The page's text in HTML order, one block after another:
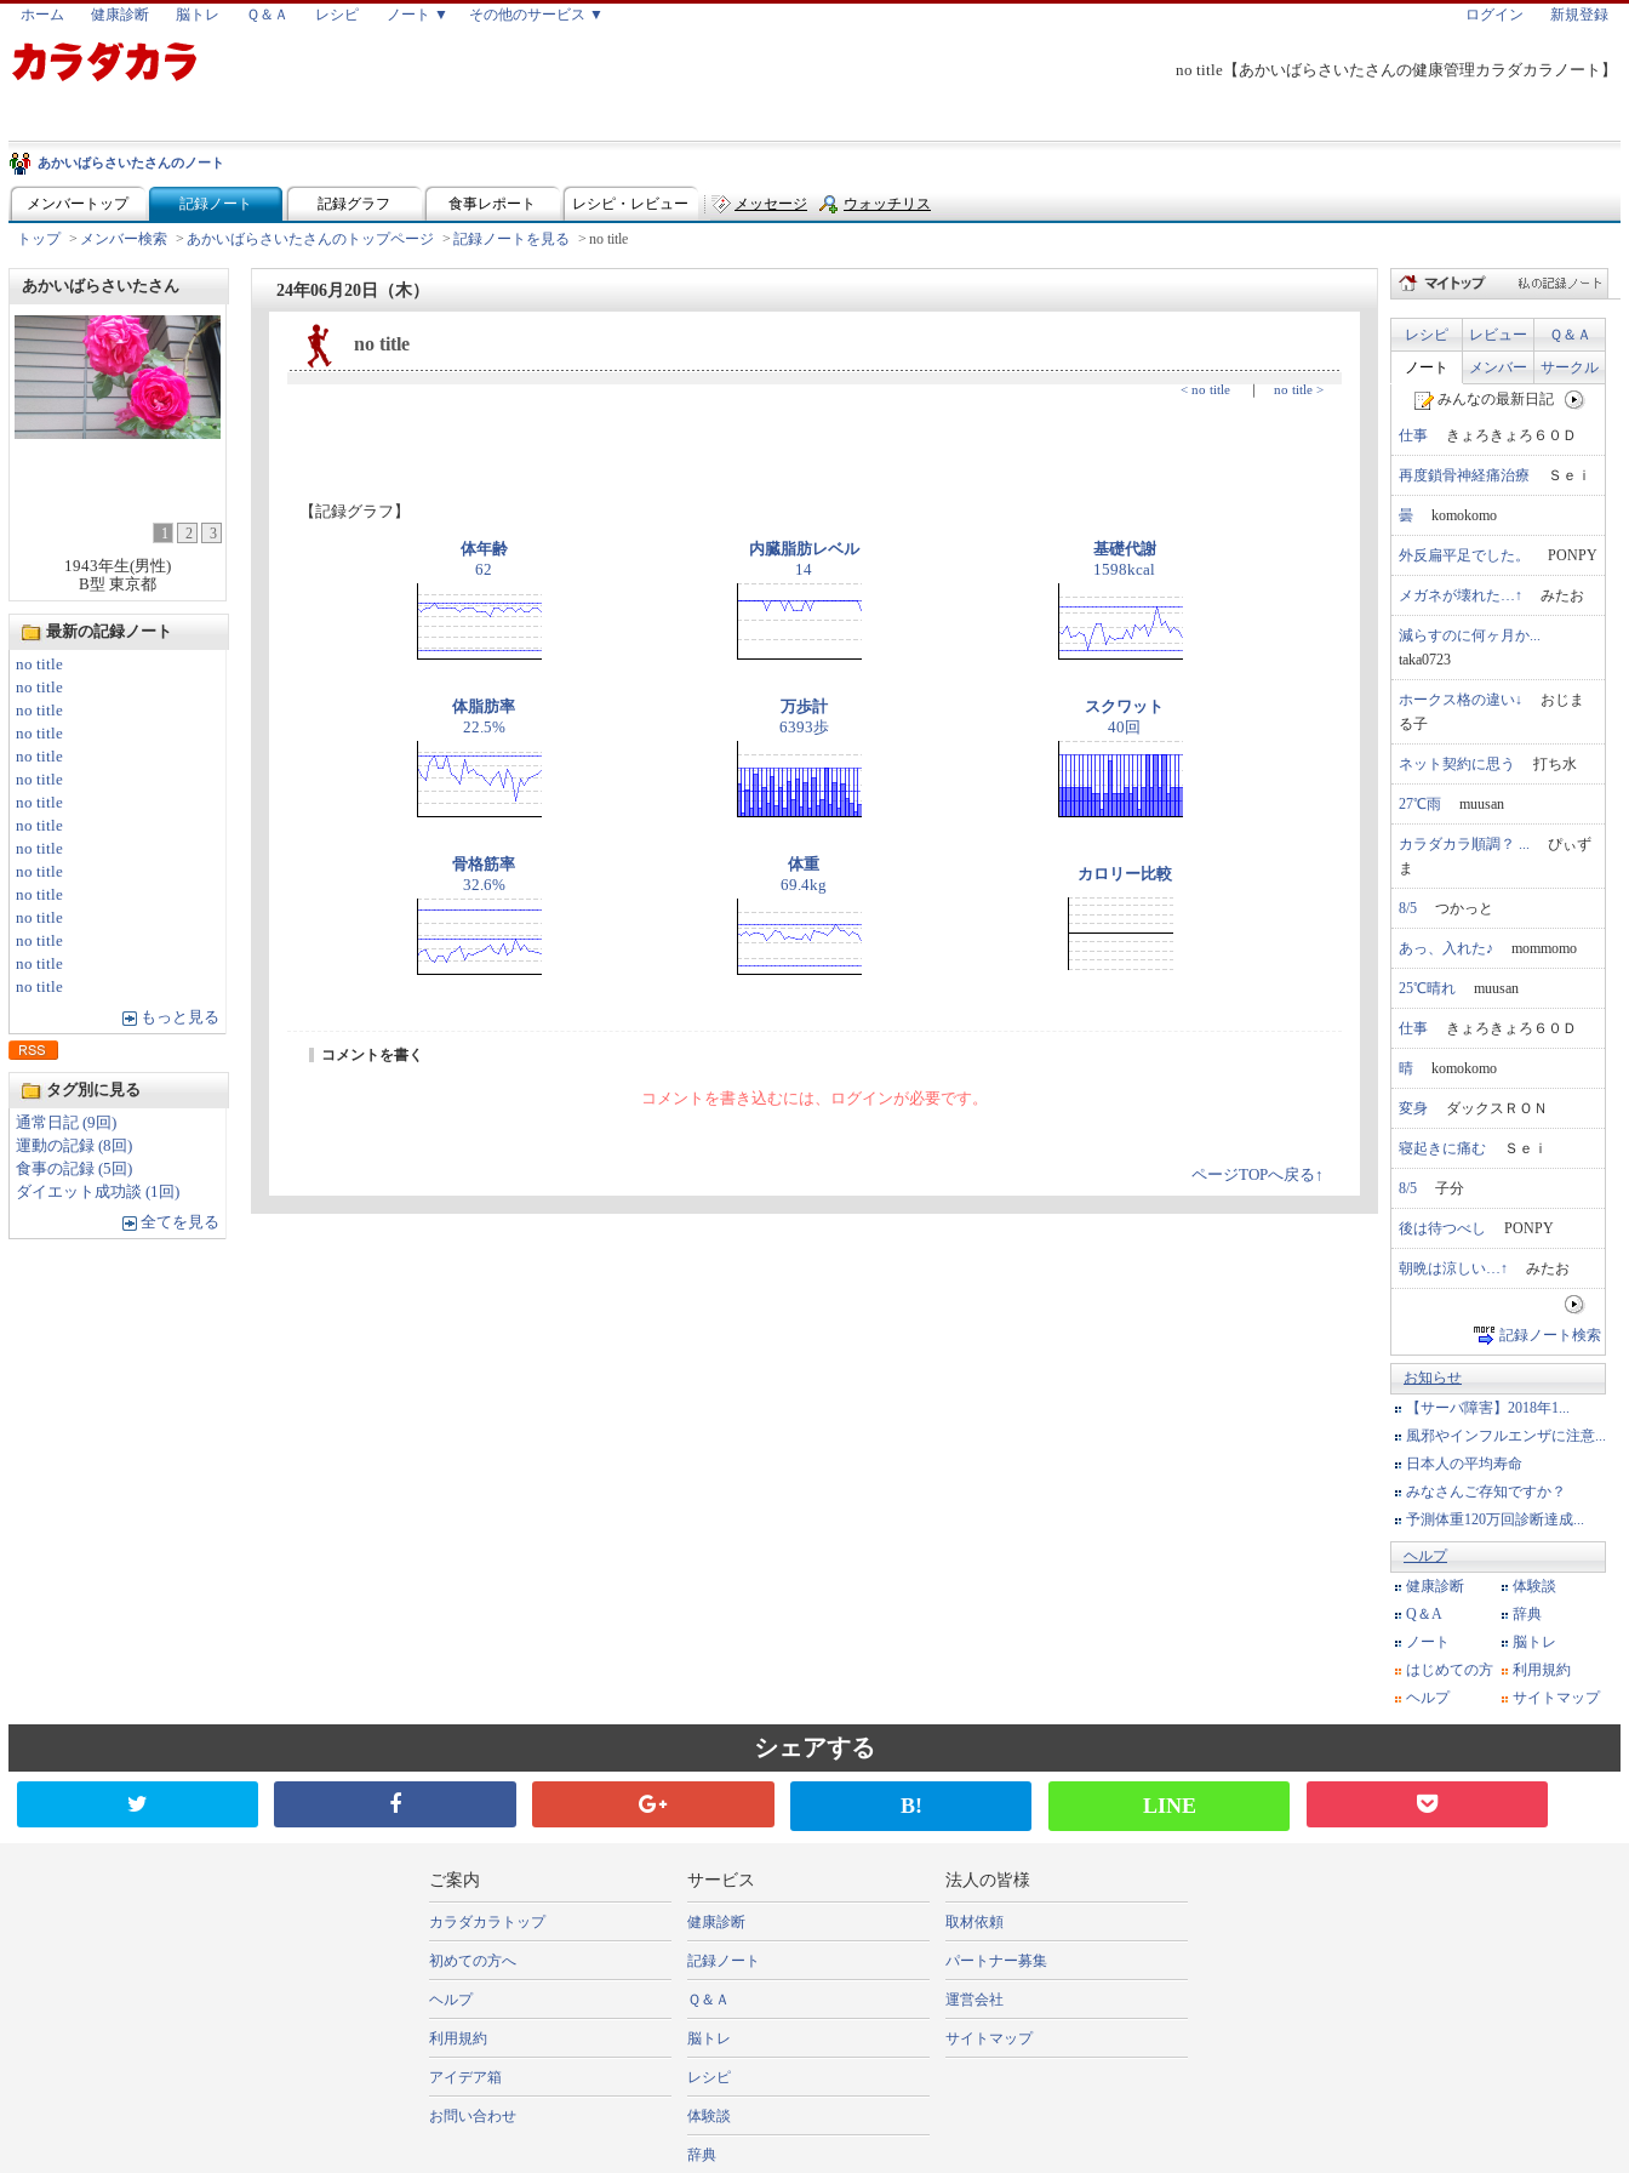
no title【あかいばらさいたさんの健康管理カラダカラノート】
ホーム 健康診断 脳トレ Ｑ＆Ａ レシピ ノート ▼ その他のサービス ▼ ログイン 新規登録
あかいばらさいたさんのノート
メンバートップ 記録ノート 記録グラフ 食事レポート レシピ・レビュー メッセージ ウォッチリス
トップ > メンバー検索 > あかいばらさいたさんのトップページ > 記録ノートを見る > no title
あかいばらさいたさん
1 2
3
1943年生(男性)
B型 東京都
最新の記録ノート
no title
no title
no title
no title
no title
no title
no title
no title
no title
no title
no title
no title
no title
no title
no title
もっと見る
タグ別に見る
通常日記 (9回)
運動の記録 (8回)
食事の記録 (5回)
ダイエット成功談 (1回)
全てを見る
24年06月20日（木）
no title
< no title ｜ no title >
【記録グラフ】
体年齢
62
内臓脂肪レベル
14
基礎代謝
1598kcal
体脂肪率
22.5%
万歩計
6393歩
スクワット
40回
骨格筋率
32.6%
体重
69.4kg
カロリー比較
コメントを書く
コメントを書き込むには、ログインが必要です。
ページTOPへ戻る↑
レシピ レビュー
Ｑ＆Ａ
ノート
メンバー
サークル
みんなの最新日記
仕事 きょろきょろ６０Ｄ
再度鎖骨神経痛治療 Ｓｅｉ
曇 komokomo
外反扁平足でした。 PONPY
メガネが壊れた…↑ みたお
減らすのに何ヶ月か...
taka0723
ホークス格の違い↓ おじま
る子
ネット契約に思う 打ち水
27℃雨 muusan
カラダカラ順調？ ... ぴぃず
ま
8/5 つかっと
あっ、入れた♪ mommomo
25℃晴れ muusan
仕事 きょろきょろ６０Ｄ
晴 komokomo
変身 ダックスＲＯＮ
寝起きに痛む Ｓｅｉ
8/5 子分
後は待つべし PONPY
朝晩は涼しい…↑ みたお
記録ノート検索
お知らせ
【サーバ障害】2018年1...
風邪やインフルエンザに注意...
日本人の平均寿命
みなさんご存知ですか？
予測体重120万回診断達成...
ヘルプ
健康診断
体験談
Q＆A
辞典
ノート
脳トレ
はじめての方
利用規約
ヘルプ
サイトマップ
シェアする
B! LINE
ご案内
カラダカラトップ
初めての方へ
ヘルプ
利用規約
アイデア箱
お問い合わせ
サービス
健康診断
記録ノート
Ｑ＆Ａ
脳トレ
レシピ
体験談
辞典
法人の皆様
取材依頼
パートナー募集
運営会社
サイトマップ